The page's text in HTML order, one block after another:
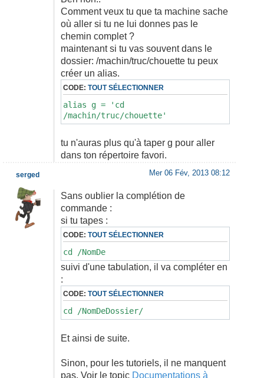
Comment veux tu que ta machine sache
où aller si tu ne lui donnes pas le
chemin complet ?
maintenant si tu vas souvent dans le
dossier: /machin/truc/chouette tu peux
créer un alias.
CODE: TOUT SÉLECTIONNER
alias g = 'cd
/machin/truc/chouette'
tu n'auras plus qu'à taper g pour aller
dans ton répertoire favori.
Mer 06 Fév, 2013 08:12
Sans oublier la complétion de
commande :
si tu tapes :
CODE: TOUT SÉLECTIONNER
cd /NomDe
suivi d'une tabulation, il va compléter en
:
CODE: TOUT SÉLECTIONNER
cd /NomDeDossier/
Et ainsi de suite.
Sinon, pour les tutoriels, il ne manquent
pas. Voir le topic Documentations à
serged